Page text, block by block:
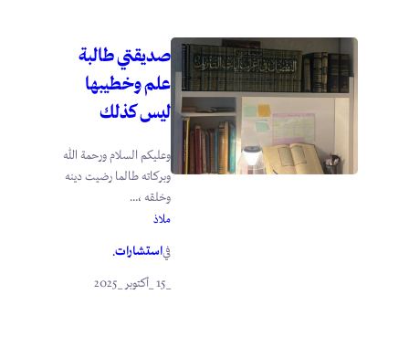
صديقتي طالبة
علم وخطيبها
ليس كذلك
وعليكم السلام ورحمة الله
وبركاته طالما رضيت دينه
وخلقه ،...
ملاذ
فياستشارات.